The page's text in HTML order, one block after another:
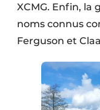
XCMG. Enfin, la
noms connus
Ferguson et